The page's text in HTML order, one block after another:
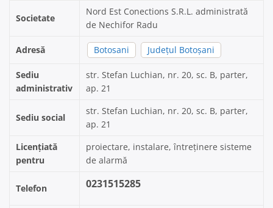
Societate
Nord Est Conections S.R.L. administrată
de Nechifor Radu
Adresă Botosani Județul Botoșani
Sediu
administrativ
str. Stefan Luchian, nr. 20, sc. B, parter,
ap. 21
Sediu social
str. Stefan Luchian, nr. 20, sc. B, parter,
ap. 21
Licențiată
pentru
proiectare, instalare, întreținere sisteme
de alarmă
Telefon 0231515285